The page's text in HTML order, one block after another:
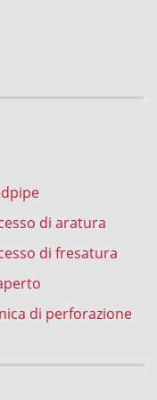
di aratura
di fresatura
di perforazione